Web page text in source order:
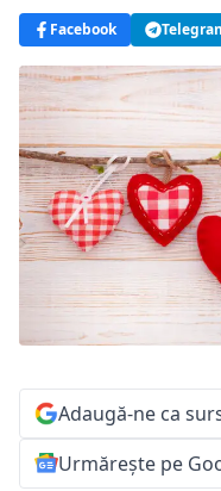
Facebook
Adaugă-ne ca
Urmărește pe